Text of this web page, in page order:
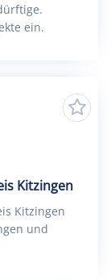
ein.
Kitzingen
Kitzingen
und